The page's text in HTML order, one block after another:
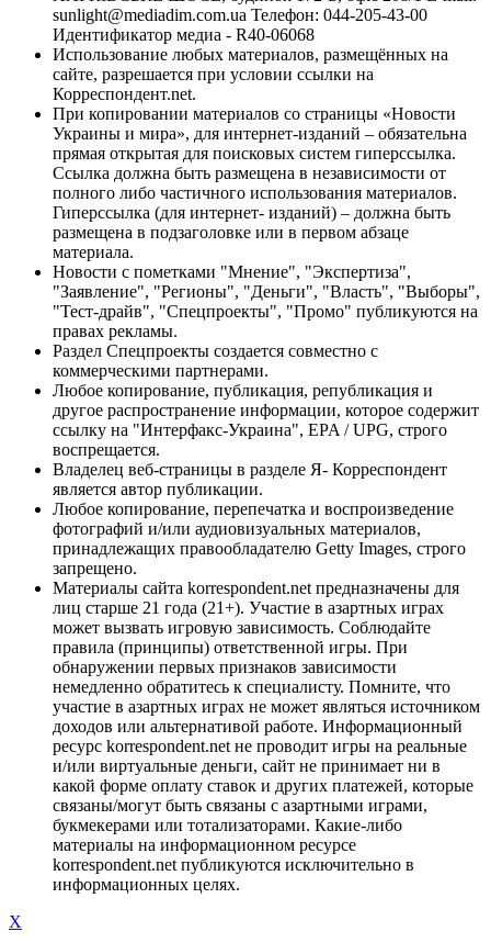
sunlight@mediadim.com.ua Телефон: 044-205-43-00
Идентификатор медиа - R40-06068
Использование любых материалов, размещённых на
сайте, разрешается при условии ссылки на
Корреспондент.net.
При копировании материалов со страницы «Новости
Украины и мира», для интернет-изданий – обязательна
прямая открытая для поисковых систем гиперссылка.
Ссылка должна быть размещена в независимости от
полного либо частичного использования материалов.
Гиперссылка (для интернет- изданий) – должна быть
размещена в подзаголовке или в первом абзаце
материала.
Новости с пометками "Мнение", "Экспертиза",
"Заявление", "Регионы", "Деньги", "Власть", "Выборы",
"Тест-драйв", "Спецпроекты", "Промо" публикуются на
правах рекламы.
Раздел Спецпроекты создается совместно с
коммерческими партнерами.
Любое копирование, публикация, републикация и
другое распространение информации, которое содержит
ссылку на "Интерфакс-Украина", EPA / UPG, строго
воспрещается.
Владелец веб-страницы в разделе Я- Корреспондент
является автор публикации.
Любое копирование, перепечатка и воспроизведение
фотографий и/или аудиовизуальных материалов,
принадлежащих правообладателю Getty Images, строго
запрещено.
Материалы сайта korrespondent.net предназначены для
лиц старше 21 года (21+). Участие в азартных играх
может вызвать игровую зависимость. Соблюдайте
правила (принципы) ответственной игры. При
обнаружении первых признаков зависимости
немедленно обратитесь к специалисту. Помните, что
участие в азартных играх не может являться источником
доходов или альтернативой работе. Информационный
ресурс korrespondent.net не проводит игры на реальные
и/или виртуальные деньги, сайт не принимает ни в
какой форме оплату ставок и других платежей, которые
связаны/могут быть связаны с азартными играми,
букмекерами или тотализаторами. Какие-либо
материалы на информационном ресурсе
korrespondent.net публикуются исключительно в
информационных целях.
X